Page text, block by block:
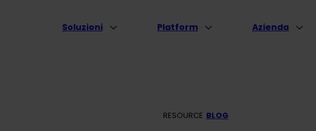
Soluzioni Platform Azienda
RESOURCE BLOG